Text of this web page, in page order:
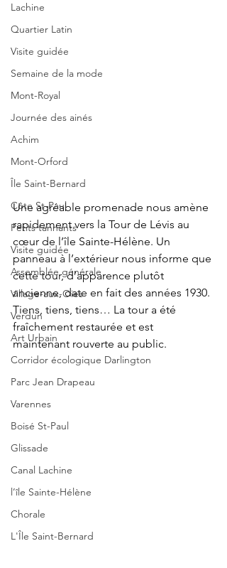
Lachine
Quartier Latin
Visite guidée
Semaine de la mode
Mont-Royal
Journée des ainés
Achim
Mont-Orford
Île Saint-Bernard
Côte St-Paul
Petits tannants
Visite guidée
Assemblée générale
Village-aux-Oies
Verdun
Art Urbain
Corridor écologique Darlington
Parc Jean Drapeau
Varennes
Boisé St-Paul
Glissade
Canal Lachine
l’île Sainte-Hélène
Chorale
L'Île Saint-Bernard
Une agréable promenade nous amène
rapidement vers la Tour de Lévis au
cœur de l’île Sainte-Hélène. Un
panneau à l’extérieur nous informe que
cette tour, d’apparence plutôt
ancienne, date en fait des années 1930.
Tiens, tiens, tiens… La tour a été
fraîchement restaurée et est
maintenant rouverte au public.